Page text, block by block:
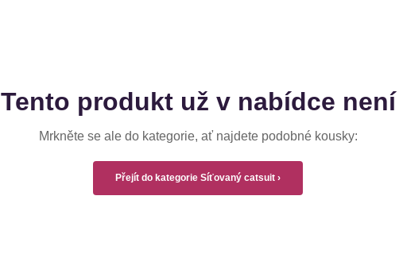
Tento produkt už v nabídce není
Mrkněte se ale do kategorie, ať najdete podobné kousky:
Přejít do kategorie Síťovaný catsuit ›